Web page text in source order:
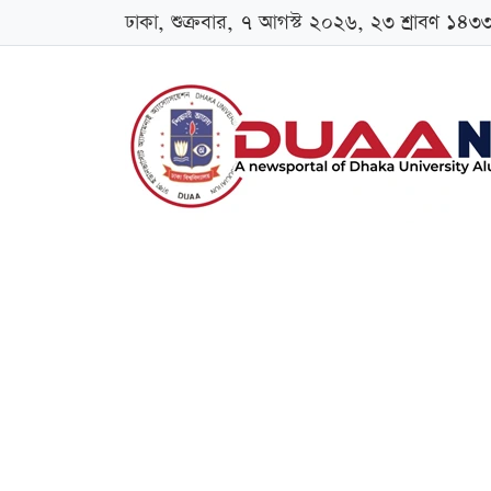
ঢাকা, শুক্রবার, ৭ আগস্ট ২০২৬, ২৩ শ্রাবণ